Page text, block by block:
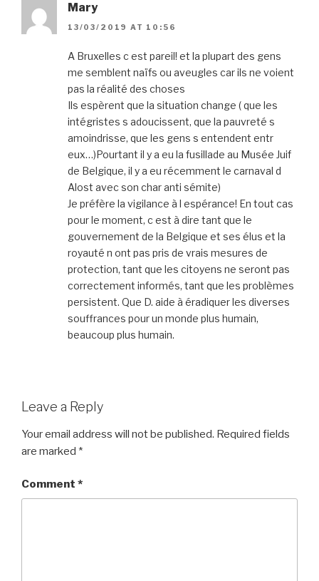
Mary
13/03/2019 AT 10:56
A Bruxelles c est pareil! et la plupart des gens
me semblent naïfs ou aveugles car ils ne voient
pas la réalité des choses
Ils espèrent que la situation change ( que les
intégristes s adoucissent, que la pauvreté s
amoindrisse, que les gens s entendent entr
eux…)Pourtant il y a eu la fusillade au Musée Juif
de Belgique, il y a eu récemment le carnaval d
Alost avec son char anti sémite)
Je préfère la vigilance à l espérance! En tout cas
pour le moment, c est à dire tant que le
gouvernement de la Belgique et ses élus et la
royauté n ont pas pris de vrais mesures de
protection, tant que les citoyens ne seront pas
correctement informés, tant que les problèmes
persistent. Que D. aide à éradiquer les diverses
souffrances pour un monde plus humain,
beaucoup plus humain.
Leave a Reply
Your email address will not be published. Required fields
are marked *
Comment *